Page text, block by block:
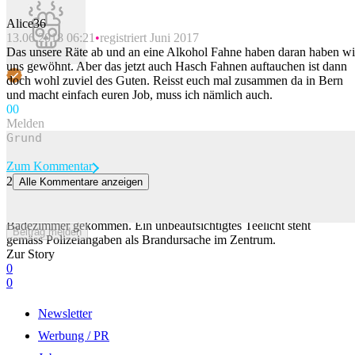
Alice36
13.06.2018 06:21 registriert Juni 2017
Das unsere Räte ab und an eine Alkohol Fahne haben daran haben
uns gewöhnt. Aber das jetzt auch Hasch Fahnen auftauchen ist dann
doch wohl zuviel des Guten. Reisst euch mal zusammen da in Bern
und macht einfach euren Job, muss ich nämlich auch.
00
Melden
Beitrag melden
Zum Kommentar
2 Alle Kommentare anzeigen
Badezimmer gekommen. Ein unbeaufsichtigtes Teelicht steht
gemäss Polizeiangaben als Brandursache im Zentrum.
Zur Story
0
0
Newsletter
Werbung / PR